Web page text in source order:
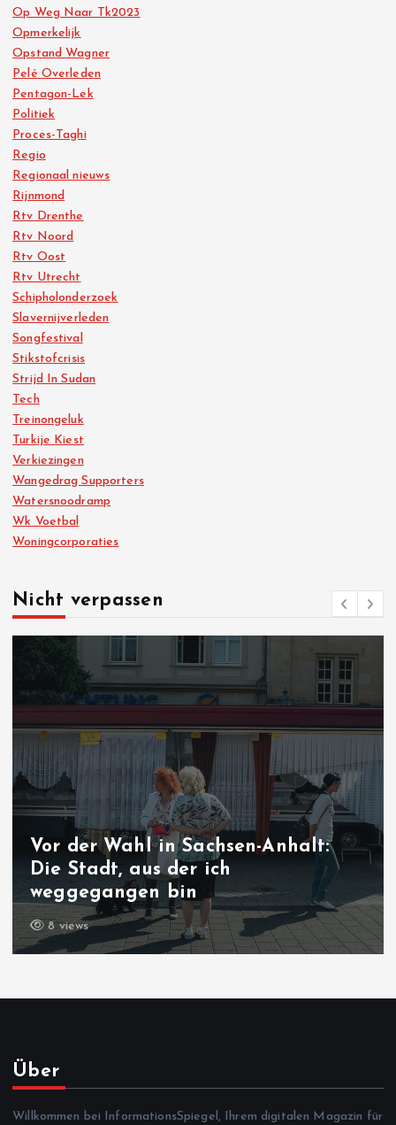
Op Weg Naar Tk2023
Opmerkelijk
Opstand Wagner
Pelé Overleden
Pentagon-Lek
Politiek
Proces-Taghi
Regio
Regionaal nieuws
Rijnmond
Rtv Drenthe
Rtv Noord
Rtv Oost
Rtv Utrecht
Schipholonderzoek
Slavernijverleden
Songfestival
Stikstofcrisis
Strijd In Sudan
Tech
Treinongeluk
Turkije Kiest
Verkiezingen
Wangedrag Supporters
Watersnoodramp
Wk Voetbal
Woningcorporaties
Nicht verpassen
Nach Ceuta-Krise: Spanien kündigt
Grenzkontrollen zu Italien an
6 views
Über
Willkommen bei InformationsSpiegel, Ihrem digitalen Magazin für